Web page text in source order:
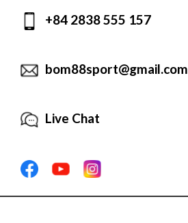
+84 2838 555 157
bom88sport@gmail.com
Live Chat